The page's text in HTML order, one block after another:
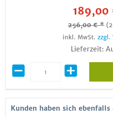
256,00 € *
inkl. MwSt. zzgl.
Lieferzeit:
Kunden haben sich ebenfalls